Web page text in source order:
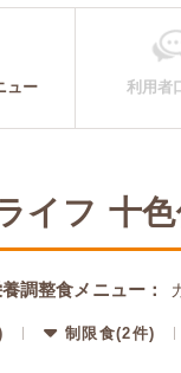
ュー
利用者
イフ 十
調整食メニュー：
制限食(2件)